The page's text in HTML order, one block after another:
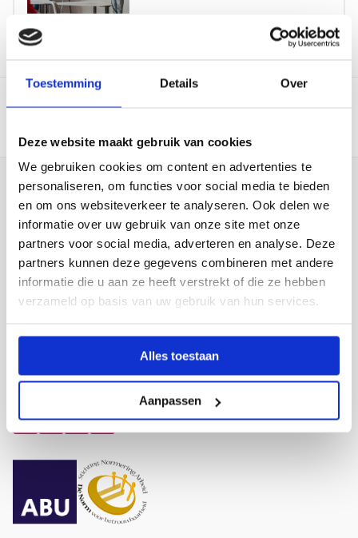
Toestemming Details Over
Deze website maakt gebruik van cookies
We gebruiken cookies om content en advertenties te
personaliseren, om functies voor social media te bieden
en om ons websiteverkeer te analyseren. Ook delen we
informatie over uw gebruik van onze site met onze
partners voor social media, adverteren en analyse. Deze
partners kunnen deze gegevens combineren met andere
informatie die u aan ze heeft verstrekt of die ze hebben
verzameld op basis van uw gebruik van hun services.
Alles toestaan
Aanpassen
AI in jouw onderwijs – Inspiratie & de basis
in
jouw
onderwijs
Inspiratie
&
basis
Site
footer
Contact
+31 320 - 22 99 49
info@metafooronderwijs.nl
Kantoor Almere
Kantoor Rotterdam
Sociale media
Ga
naar
Facebook
Ga
naar
YouTube
Ga
naar
LinkedIn
Ga
naar
Instagram